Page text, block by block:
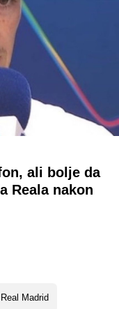
ali bolje da
Reala nakon
Real Madrid